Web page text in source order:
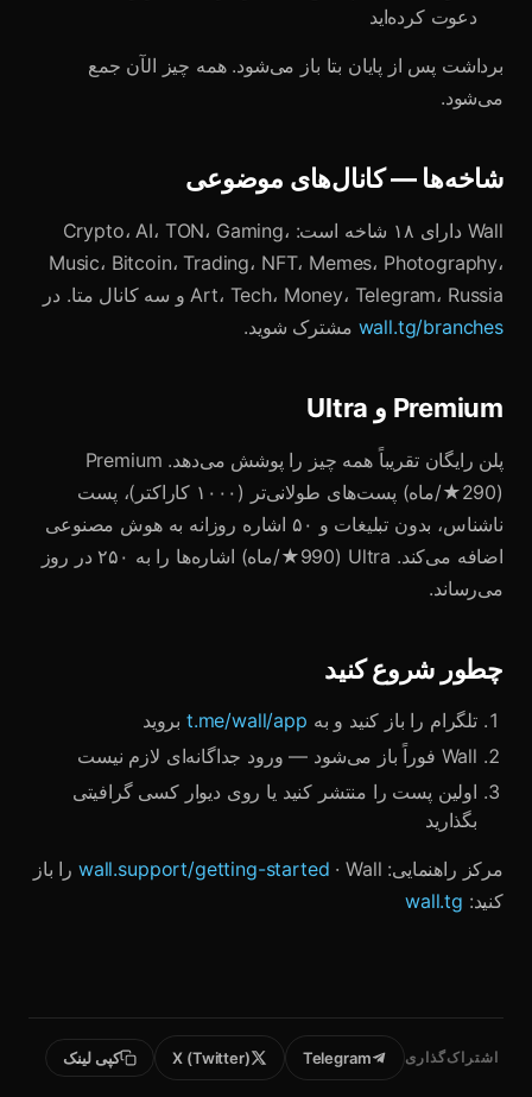
دعوت کرده‌اید
برداشت پس از پایان بتا باز می‌شود. همه چیز الآن جمع
می‌شود.
شاخه‌ها — کانال‌های موضوعی
Wall دارای ۱۸ شاخه است: Crypto، AI، TON، Gaming،
Music، Bitcoin، Trading، NFT، Memes، Photography،
Art، Tech، Money، Telegram، Russia و سه کانال متا. در
wall.tg/branches مشترک شوید.
Premium و Ultra
پلن رایگان تقریباً همه چیز را پوشش می‌دهد. Premium
(290★/ماه) پست‌های طولانی‌تر (۱۰۰۰ کاراکتر)، پست
ناشناس، بدون تبلیغات و ۵۰ اشاره روزانه به هوش مصنوعی
اضافه می‌کند. Ultra (990★/ماه) اشاره‌ها را به ۲۵۰ در روز
می‌رساند.
چطور شروع کنید
تلگرام را باز کنید و به t.me/wall/app بروید
Wall فوراً باز می‌شود — ورود جداگانه‌ای لازم نیست
اولین پست را منتشر کنید یا روی دیوار کسی گرافیتی
بگذارید
مرکز راهنمایی: wall.support/getting-started · Wall را باز
کنید: wall.tg
اشتراک‌گذاری Telegram
X (Twitter) کپی لینک